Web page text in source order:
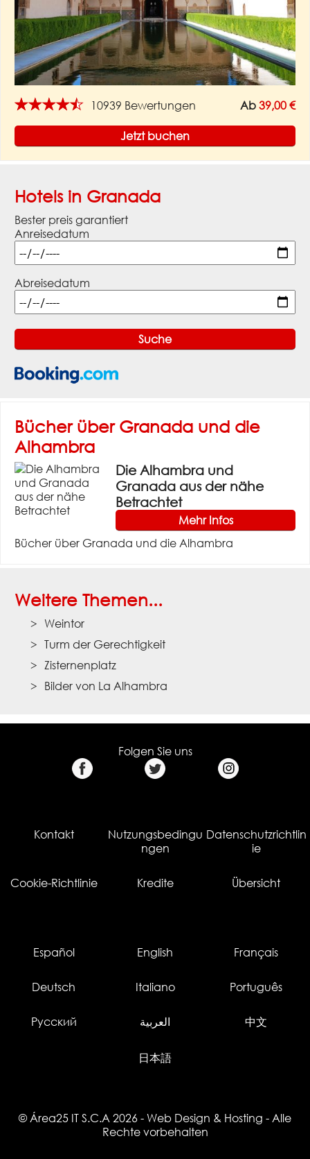
★★★★★ 10939 Bewertungen Ab 39,00 €
Jetzt buchen
Hotels in Granada
Bester preis garantiert
Anreisedatum
Abreisedatum
Bücher über Granada und die
Alhambra
Die Alhambra und
Granada aus der nähe
Betrachtet
Mehr Infos
Bücher über Granada und die Alhambra
Weitere Themen...
Weintor
Turm der Gerechtigkeit
Zisternenplatz
Bilder von La Alhambra
Folgen Sie uns
Kontakt
Nutzungsbedingu
ngen
Datenschutzrichtlin
ie
Cookie-Richtlinie Kredite Übersicht
Español English Français
Deutsch Italiano Português
Русский العربية 中文
日本語
© Área25 IT S.C.A 2026 - Web Design & Hosting - Alle
Rechte vorbehalten